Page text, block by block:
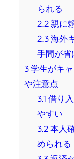
られる
2.2親に
2.3海外
手間が省
3学生がキ
や注意点
3.1 借り
やすい
3.2本人
められる